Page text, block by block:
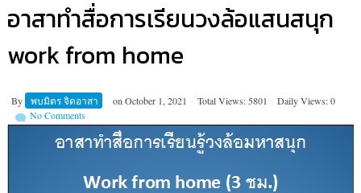
อาสาทำสื่อการเรียนวงล้อแสนสนุก
work from home
By พบมิตร จิตอาสา on October 1, 2021 Total Views: 5801
Daily Views: 0
No Comments